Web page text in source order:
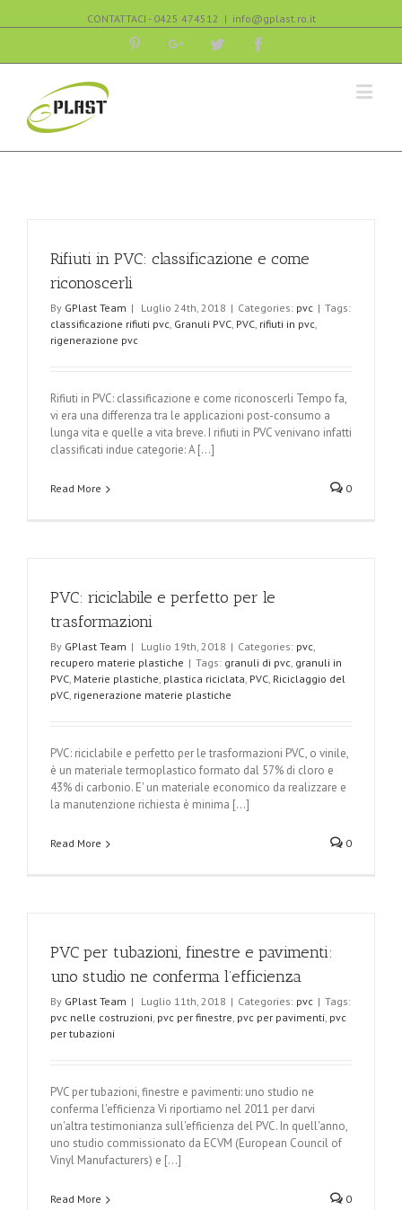
CONTATTACI - 0425 474512 | info@gplast.ro.it
PinterestGoogle+Twitter
Rifiuti in PVC: classificazione e come
riconoscerli
By GPlast Team | Luglio 24th, 2018 | Categories: pvc | Tags:
classificazione rifiuti pvc, Granuli PVC, PVC, rifiuti in pvc,
rigenerazione pvc
Rifiuti in PVC: classificazione e come riconoscerli Tempo fa,
vi era una differenza tra le applicazioni post-consumo a
lunga vita e quelle a vita breve. I rifiuti in PVC venivano infatti
classificati indue categorie: A [...]
Read More 0
PVC: riciclabile e perfetto per le
trasformazioni
By GPlast Team | Luglio 19th, 2018 | Categories: pvc,
recupero materie plastiche | Tags: granuli di pvc, granuli in
PVC, Materie plastiche, plastica riciclata, PVC, Riciclaggio del
pVC, rigenerazione materie plastiche
PVC: riciclabile e perfetto per le trasformazioni PVC, o vinile,
è un materiale termoplastico formato dal 57% di cloro e
43% di carbonio. E' un materiale economico da realizzare e
la manutenzione richiesta è minima [...]
Read More 0
PVC per tubazioni, finestre e pavimenti:
uno studio ne conferma l’efficienza
By GPlast Team | Luglio 11th, 2018 | Categories: pvc | Tags:
pvc nelle costruzioni, pvc per finestre, pvc per pavimenti, pvc
per tubazioni
PVC per tubazioni, finestre e pavimenti: uno studio ne
conferma l'efficienza Vi riportiamo nel 2011 per darvi
un'altra testimonianza sull'efficienza del PVC. In quell'anno,
uno studio commissionato da ECVM (European Council of
Vinyl Manufacturers) e [...]
Read More 0